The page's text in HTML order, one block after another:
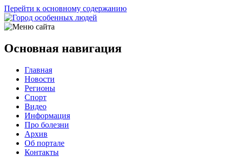
Перейти к основному содержанию
Основная навигация
Главная
Новости
Регионы
Спорт
Видео
Информация
Про болезни
Архив
Об портале
Контакты